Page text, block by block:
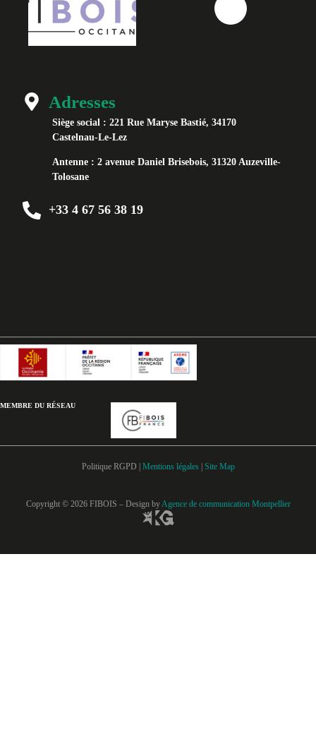
Adresses
Siège social :221 Rue Maryse Bastié, 34170
Castelnau-Le-Lez
Antenne : 2 avenue Daniel Brisebois, 31320 Auzeville-
Tolosane
+33 4 67 56 38 19
MEMBRE DU RÉSEAU
Politique RGPD | Mentions légales Site Map
Copyright © 2026 FIBOIS – Design byAgence de communication Montpellier